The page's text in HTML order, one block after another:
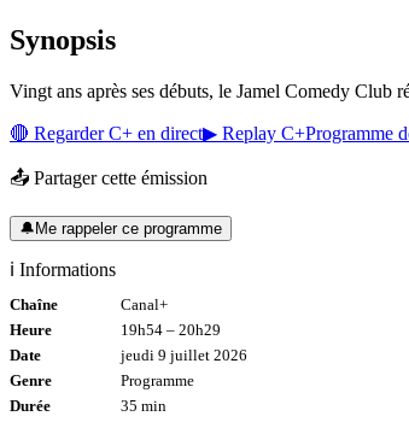
Synopsis
Vingt ans après ses débuts, le Jamel Comedy Club
🔴 RegarderC+ en direct▶ Replay C+Programme
📤 Partager cette émission
🔔Me rappeler ce programme
ℹ️ Informations
Chaîne
Canal+
Heure
19h54 – 20h29
Date
jeudi 9 juillet 2026
Genre
Programme
Durée
35 min